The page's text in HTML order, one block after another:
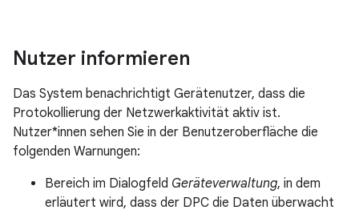
Nutzer informieren
Das System benachrichtigt Gerätenutzer, dass die
Protokollierung der Netzwerkaktivität aktiv ist.
Nutzer*innen sehen Sie in der Benutzeroberfläche die
folgenden Warnungen:
Bereich im Dialogfeld Geräteverwaltung, in dem
erläutert wird, dass der DPC die Daten überwacht